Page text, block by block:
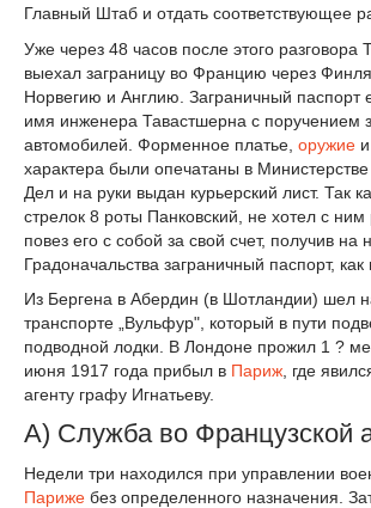
Главный Штаб и отдать соответствующее
Уже через 48 часов после этого разговора
выехал заграницу во Францию через
Норвегию и Англию. Заграничный паспорт
имя инженера Тавастшерна с поручением
автомобилей. Форменное платье, оружие
характера были опечатаны в
Дел и на руки выдан курьерский лист. Так
стрелок 8 роты Панковский, не хотел с ним
повез его с собой за свой счет, получив на
Градоначальства заграничный паспорт, как
Из Бергена в Абердин (в Шотландии) шел
транспорте „Вульфур", который в пути
подводной лодки. В Лондоне прожил 1 ?
июня 1917 года прибыл в Париж, где
агенту графу Игнатьеву.
А) Служба во Французской
Недели три находился при управлении
Париже без определенного назначения.